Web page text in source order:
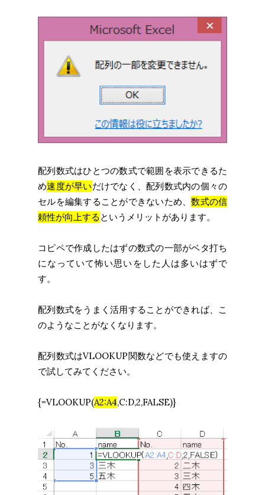
配列数式はひとつの数式で範囲を表示できるた
め速度が早いだけでなく、配列数式内の個々の
セルを編集することができないため、数式の信
頼性が向上する というメリットがあります。
コピペで作成したはずの数式の一部がベタ打ち
になっていて怖い思いをした人は多いはずで
す。
配列数式をうまく活用することができれば、こ
のようなことがなくなります。
配列数式はVLOOKUP関数などでも使えますの
で試してみてください。
{=VLOOKUP(A2:A4,C:D,2,FALSE)}